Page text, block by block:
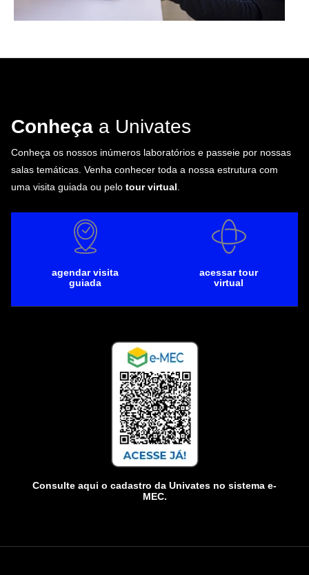
Conheça a Univates
Conheça os nossos inúmeros laboratórios e passeie por nossas
salas temáticas. Venha conhecer toda a nossa estrutura com
uma visita guiada ou pelo tour virtual.
agendar visita
guiada
acessar tour
virtual
Consulte aqui o cadastro da Univates no sistema e-
MEC.